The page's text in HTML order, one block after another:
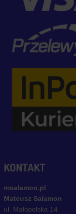
KONTAKT
msalamon.pl
Mateusz Salamon
ul. Małopolska 14